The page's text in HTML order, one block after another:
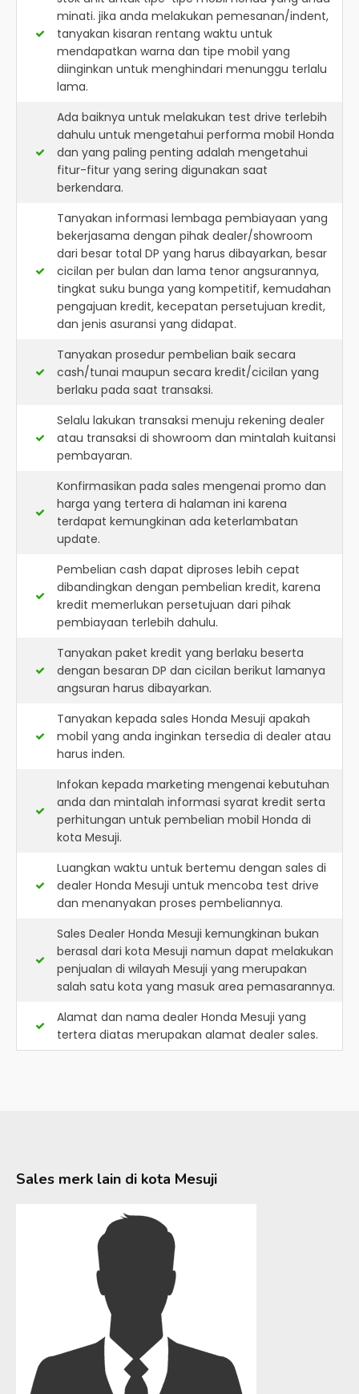
minati. jika anda melakukan pemesanan/indent,
tanyakan kisaran rentang waktu untuk
mendapatkan warna dan tipe mobil yang
diinginkan untuk menghindari menunggu terlalu
lama.
Ada baiknya untuk melakukan test drive terlebih
dahulu untuk mengetahui performa mobil Honda
dan yang paling penting adalah mengetahui
fitur-fitur yang sering digunakan saat
berkendara.
Tanyakan informasi lembaga pembiayaan yang
bekerjasama dengan pihak dealer/showroom
dari besar total DP yang harus dibayarkan, besar
cicilan per bulan dan lama tenor angsurannya,
tingkat suku bunga yang kompetitif, kemudahan
pengajuan kredit, kecepatan persetujuan kredit,
dan jenis asuransi yang didapat.
Tanyakan prosedur pembelian baik secara
cash/tunai maupun secara kredit/cicilan yang
berlaku pada saat transaksi.
Selalu lakukan transaksi menuju rekening dealer
atau transaksi di showroom dan mintalah kuitansi
pembayaran.
Konfirmasikan pada sales mengenai promo dan
harga yang tertera di halaman ini karena
terdapat kemungkinan ada keterlambatan
update.
Pembelian cash dapat diproses lebih cepat
dibandingkan dengan pembelian kredit, karena
kredit memerlukan persetujuan dari pihak
pembiayaan terlebih dahulu.
Tanyakan paket kredit yang berlaku beserta
dengan besaran DP dan cicilan berikut lamanya
angsuran harus dibayarkan.
Tanyakan kepada sales Honda Mesuji apakah
mobil yang anda inginkan tersedia di dealer atau
harus inden.
Infokan kepada marketing mengenai kebutuhan
anda dan mintalah informasi syarat kredit serta
perhitungan untuk pembelian mobil Honda di
kota Mesuji.
Luangkan waktu untuk bertemu dengan sales di
dealer Honda Mesuji untuk mencoba test drive
dan menanyakan proses pembeliannya.
Sales Dealer Honda Mesuji kemungkinan bukan
berasal dari kota Mesuji namun dapat melakukan
penjualan di wilayah Mesuji yang merupakan
salah satu kota yang masuk area pemasarannya.
Alamat dan nama dealer Honda Mesuji yang
tertera diatas merupakan alamat dealer sales.
Sales merk lain di kota Mesuji